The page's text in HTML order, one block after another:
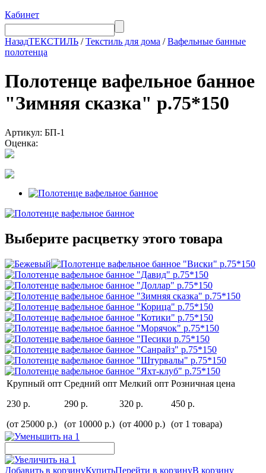
Кабинет
НазадТЕКСТИЛЬ /Текстиль для дома /Вафельные банные
полотенца
Полотенце вафельное банное
"Зимняя сказка" р.75*150
Артикул: БП-1
Оценка:
Выберите расцветку этого товара
Крупный опт
230 р.
(от 25000 р.)
Средний опт
290 р.
(от 10000 р.)
Мелкий опт
320 р.
(от 4000 р.)
Розничная цена
450 р.
(от 1 товара)
Добавить в корзинуКупитьПерейти в корзинуВ корзину